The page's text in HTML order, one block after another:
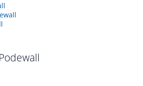
Podewall